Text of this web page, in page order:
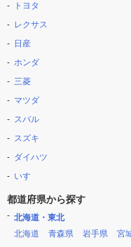
トヨタ
レクサス
日産
ホンダ
三菱
マツダ
スバル
スズキ
ダイハツ
いすゞ
都道府県から探す
北海道・東北
北海道
青森県 岩手県 宮